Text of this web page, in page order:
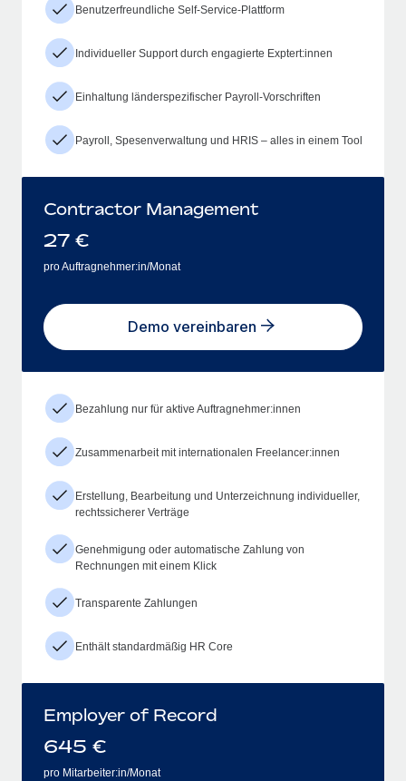
Benutzerfreundliche Self-Service-Plattform
Individueller Support durch engagierte Exptert:innen
Einhaltung länderspezifischer Payroll-Vorschriften
Payroll, Spesenverwaltung und HRIS – alles in einem Tool
Contractor Management
27 €
pro Auftragnehmer:in/Monat
Demo vereinbaren
Bezahlung nur für aktive Auftragnehmer:innen
Zusammenarbeit mit internationalen Freelancer:innen
Erstellung, Bearbeitung und Unterzeichnung individueller,
rechtssicherer Verträge
Genehmigung oder automatische Zahlung von
Rechnungen mit einem Klick
Transparente Zahlungen
Enthält standardmäßig HR Core
Employer of Record
645 €
pro Mitarbeiter:in/Monat